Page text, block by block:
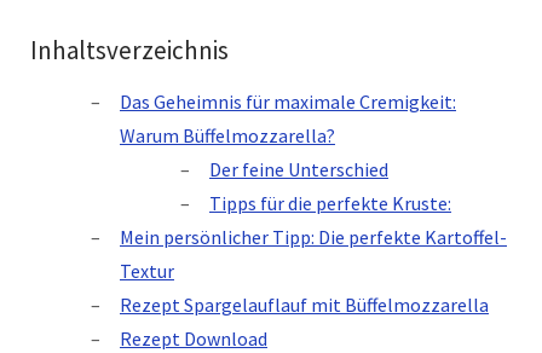
Inhaltsverzeichnis
Das Geheimnis für maximale Cremigkeit:
Warum Büffelmozzarella?
Der feine Unterschied
Tipps für die perfekte Kruste:
Mein persönlicher Tipp: Die perfekte Kartoffel-
Textur
Rezept Spargelauflauf mit Büffelmozzarella
Rezept Download